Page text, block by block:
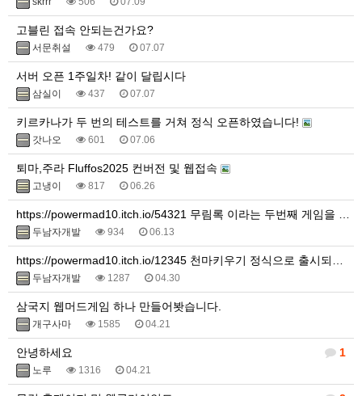
고블린 접속 안되는건가요?
서문취설 479 07.07
서버 오픈 1주일차! 같이 달립시다
삼실이 437 07.07
키르카나가 두 번의 테스트를 거쳐 정식 오픈하였습니다!
갓나오 601 07.06
퇴마,주라 Fluffos2025 컨버전 및 웹접속
고냉이 817 06.26
두남자개발 934 06.13
두남자개발 1287 04.30
삼국지 웹머드게임 하나 만들어봣습니다.
개구사마 1585 04.21
1
안녕하세요
노루 1316 04.21